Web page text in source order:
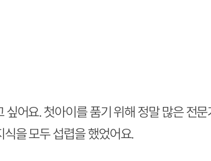
어요. 첫아이를 품기 위해 정말 많은 전
을 모두 섭렵을 했었어요.